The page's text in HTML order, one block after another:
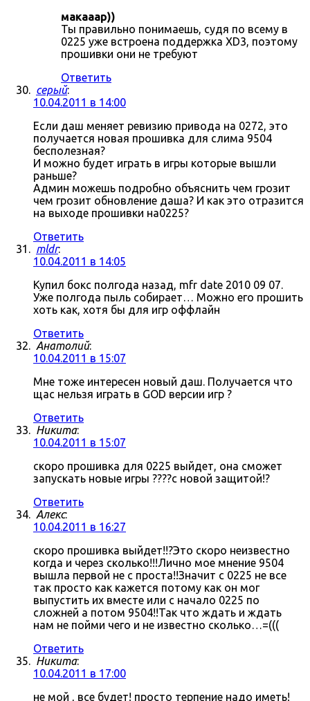
макааар))
Ты правильно понимаешь, судя по всему в
0225 уже встроена поддержка XD3, поэтому
прошивки они не требуют
Ответить
серый:
10.04.2011 в 14:00
Если даш меняет ревизию привода на 0272, это
получается новая прошивка для слима 9504
бесполезная?
И можно будет играть в игры которые вышли
раньше?
Админ можешь подробно объяснить чем грозит
чем грозит обновление даша? И как это отразится
на выходе прошивки на0225?
Ответить
mldr:
10.04.2011 в 14:05
Купил бокс полгода назад, mfr date 2010 09 07.
Уже полгода пыль собирает… Можно его прошить
хоть как, хотя бы для игр оффлайн
Ответить
Анатолий:
10.04.2011 в 15:07
Мне тоже интересен новый даш. Получается что
щас нельзя играть в GOD версии игр ?
Ответить
Никита:
10.04.2011 в 15:07
скоро прошивка для 0225 выйдет, она сможет
запускать новые игры ????с новой защитой!?
Ответить
Алекс:
10.04.2011 в 16:27
скоро прошивка выйдет!!?Это скоро неизвестно
когда и через сколько!!!Лично мое мнение 9504
вышла первой не с проста!!Значит с 0225 не все
так просто как кажется потому как он мог
выпустить их вместе или с начало 0225 по
сложней а потом 9504!!Так что ждать и ждать
нам не пойми чего и не известно сколько…=(((
Ответить
Никита:
10.04.2011 в 17:00
не мой , все будет! просто терпение надо иметь!